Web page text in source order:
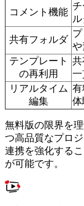
コメント機能
チ
共有フォルダ
や
テンプレート
の再利用
共
一
リアルタイム
編集
有
体
無料版の限界を
つ高品質なプロ
連携を強化する
が可能です。